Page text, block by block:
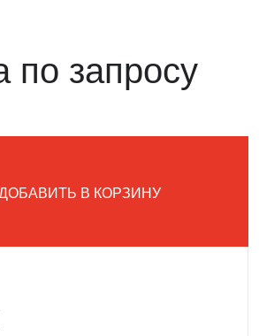
по запросу
В КОРЗИНУ